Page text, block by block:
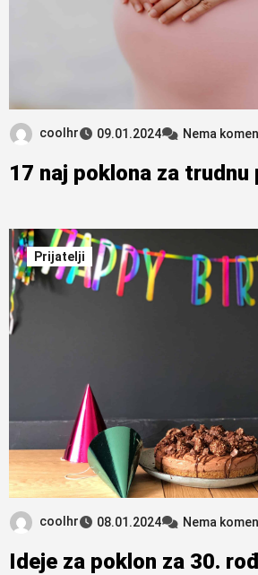
coolhr 09.01.2024 Nema
17 naj poklona za
Prijatelji
coolhr 08.01.2024 Nema
Ideje za poklon za 30.